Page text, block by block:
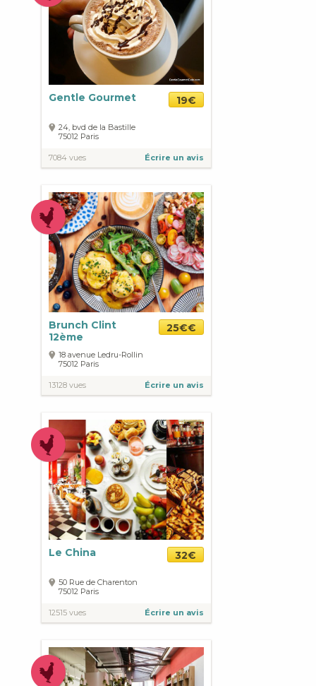
Gentle Gourmet 19€
24, bvd de la Bastille
75012 Paris
7084 vues Écrire un avis
Brunch Clint
12ème
25€€
18 avenue Ledru-Rollin
75012 Paris
13128 vues Écrire un avis
Le China 32€
50 Rue de Charenton
75012 Paris
12515 vues Écrire un avis